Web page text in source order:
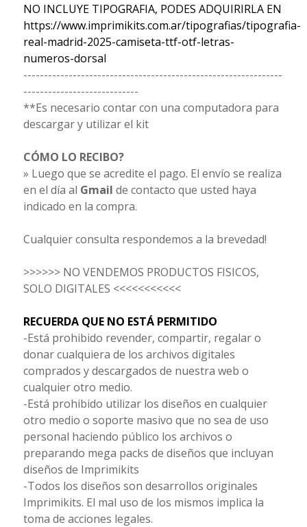
NO INCLUYE TIPOGRAFIA, PODES ADQUIRIRLA EN
https://www.imprimikits.com.ar/tipografias/tipografia-
real-madrid-2025-camiseta-ttf-otf-letras-
numeros-dorsal
---------------------------------------------------------------
----------------------------
**Es necesario contar con una computadora para
descargar y utilizar el kit
CÓMO LO RECIBO?
» Luego que se acredite el pago. El envío se realiza
en el día al Gmail de contacto que usted haya
indicado en la compra.
Cualquier consulta respondemos a la brevedad!
>>>>>> NO VENDEMOS PRODUCTOS FISICOS,
SOLO DIGITALES <<<<<<<<<<<
RECUERDA QUE NO ESTÁ PERMITIDO
-Está prohibido revender, compartir, regalar o
donar cualquiera de los archivos digitales
comprados y descargados de nuestra web o
cualquier otro medio.
-Está prohibido utilizar los diseños en cualquier
otro medio o soporte masivo que no sea de uso
personal haciendo público los archivos o
preparando mega packs de diseños que incluyan
diseños de Imprimikits
-Todos los diseños son desarrollos originales
Imprimikits. El mal uso de los mismos implica la
toma de acciones legales.